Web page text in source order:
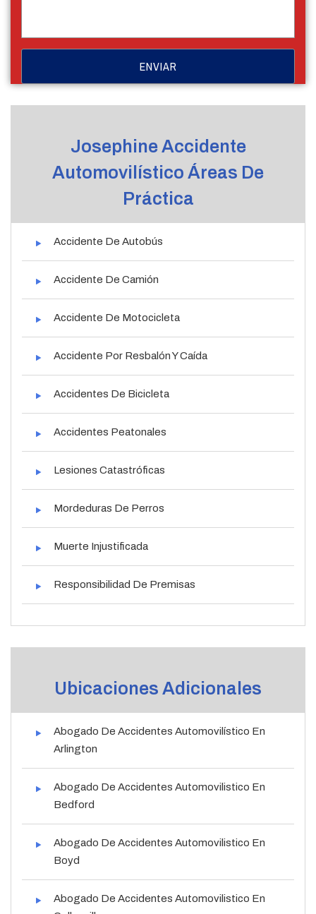
Josephine Accidente
Automovilístico Áreas De
Práctica
Accidente De Autobús
Accidente De Camión
Accidente De Motocicleta
Accidente Por Resbalón Y Caída
Accidentes De Bicicleta
Accidentes Peatonales
Lesiones Catastróficas
Mordeduras De Perros
Muerte Injustificada
Responsibilidad De Premisas
Ubicaciones Adicionales
Abogado De Accidentes Automovilístico En
Arlington
Abogado De Accidentes Automovilistico En
Bedford
Abogado De Accidentes Automovilistico En
Boyd
Abogado De Accidentes Automovilistico En